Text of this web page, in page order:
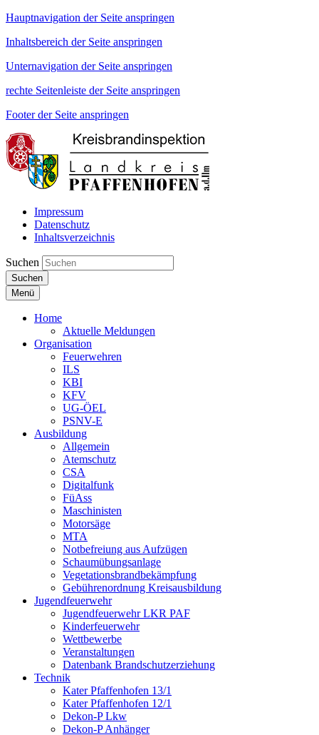
Hauptnavigation der Seite anspringen
Inhaltsbereich der Seite anspringen
Unternavigation der Seite anspringen
rechte Seitenleiste der Seite anspringen
Footer der Seite anspringen
Impressum
Datenschutz
Inhaltsverzeichnis
Suchen
Suchen
Menü
Home
Aktuelle Meldungen
Organisation
Feuerwehren
ILS
KBI
KFV
UG-ÖEL
PSNV-E
Ausbildung
Allgemein
Atemschutz
CSA
Digitalfunk
FüAss
Maschinisten
Motorsäge
MTA
Notbefreiung aus Aufzügen
Schaumübungsanlage
Vegetationsbrandbekämpfung
Gebührenordnung Kreisausbildung
Jugendfeuerwehr
Jugendfeuerwehr LKR PAF
Kinderfeuerwehr
Wettbewerbe
Veranstaltungen
Datenbank Brandschutzerziehung
Technik
Kater Pfaffenhofen 13/1
Kater Pfaffenhofen 12/1
Dekon-P Lkw
Dekon-P Anhänger